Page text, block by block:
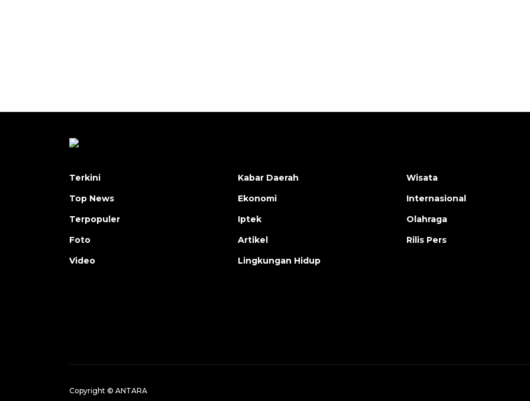
Terkini
Top News
Terpopuler
Foto
Video
Kabar Daerah
Ekonomi
Iptek
Artikel
Lingkungan Hidup
Wisata
Internasional
Olahraga
Rilis Pers
Copyright © ANTARA